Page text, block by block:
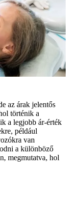
az árak jelentős
történik a
a legjobb ár-érték
például
van
a különböző
megmutatva, hol